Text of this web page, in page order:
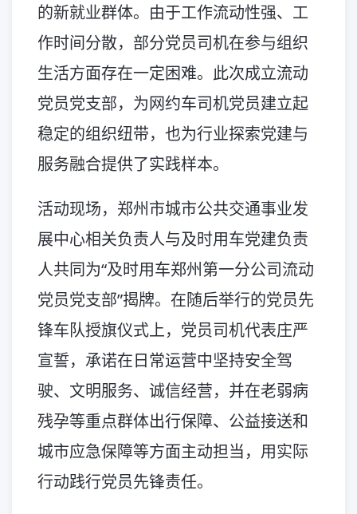
的新就业群体。由于工作流动性强、工
作时间分散，部分党员司机在参与组织
生活方面存在一定困难。此次成立流动
党员党支部，为网约车司机党员建立起
稳定的组织纽带，也为行业探索党建与
服务融合提供了实践样本。
活动现场，郑州市城市公共交通事业发
展中心相关负责人与及时用车党建负责
人共同为“及时用车郑州第一分公司流动
党员党支部”揭牌。在随后举行的党员先
锋车队授旗仪式上，党员司机代表庄严
宣誓，承诺在日常运营中坚持安全驾
驶、文明服务、诚信经营，并在老弱病
残孕等重点群体出行保障、公益接送和
城市应急保障等方面主动担当，用实际
行动践行党员先锋责任。